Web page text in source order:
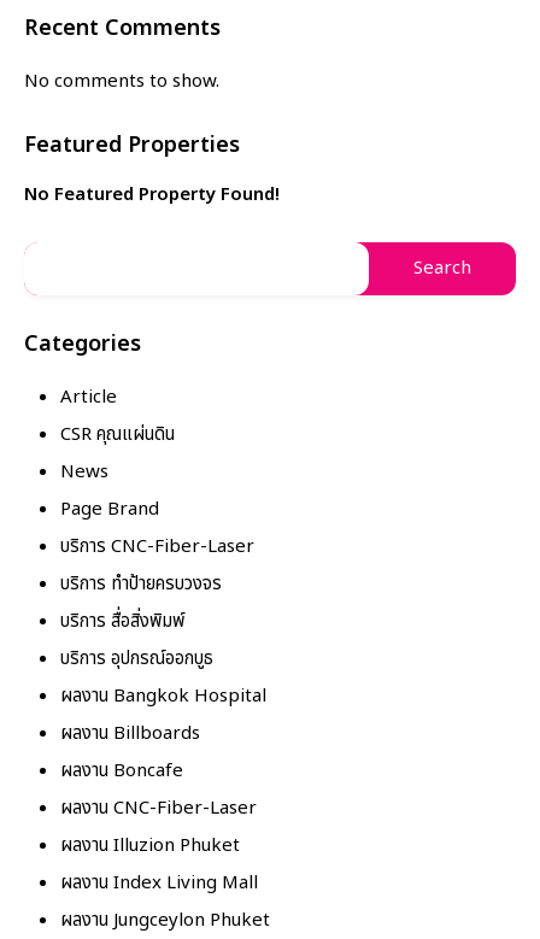
Recent Comments
No comments to show.
Featured Properties
No Featured Property Found!
Categories
Article
CSR คุณแผ่นดิน
News
Page Brand
บริการ CNC-Fiber-Laser
บริการ ทำป้ายครบวงจร
บริการ สื่อสิ่งพิมพ์
บริการ อุปกรณ์ออกบูธ
ผลงาน Bangkok Hospital
ผลงาน Billboards
ผลงาน Boncafe
ผลงาน CNC-Fiber-Laser
ผลงาน Illuzion Phuket
ผลงาน Index Living Mall
ผลงาน Jungceylon Phuket